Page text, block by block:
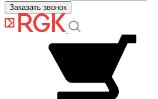
Заказать звонок